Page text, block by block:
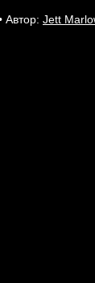
Автор: Jett